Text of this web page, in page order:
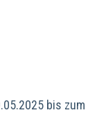
bis zum